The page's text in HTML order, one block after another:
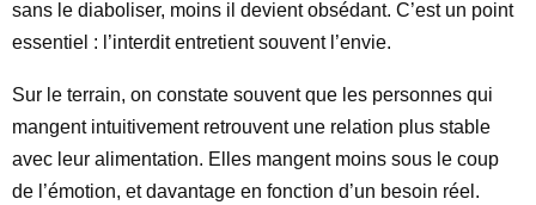
sans le diaboliser, moins il devient obsédant. C’est un point
essentiel : l’interdit entretient souvent l’envie.
Sur le terrain, on constate souvent que les personnes qui
mangent intuitivement retrouvent une relation plus stable
avec leur alimentation. Elles mangent moins sous le coup
de l’émotion, et davantage en fonction d’un besoin réel.